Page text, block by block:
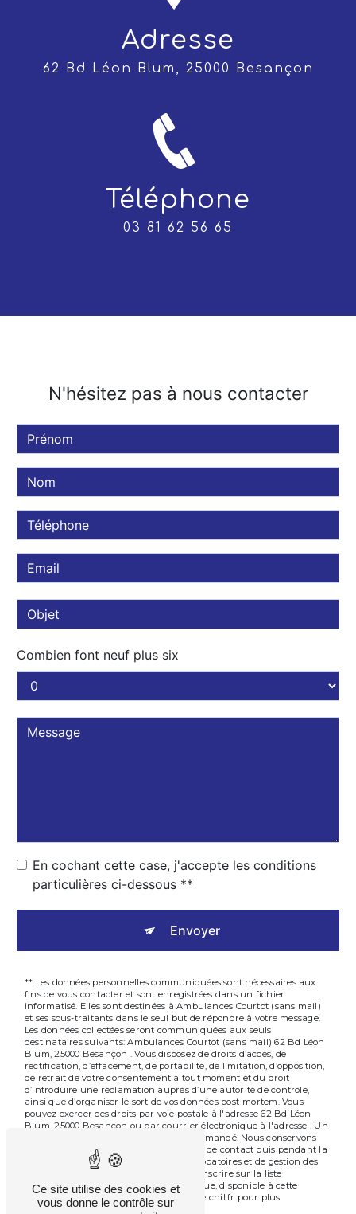
Adresse
62 Bd Léon Blum, 25000 Besançon
Téléphone
03 81 62 56 65
N'hésitez pas à nous contacter
Combien font neuf plus six
En cochant cette case, j'accepte les conditions
particulières ci-dessous **
Envoyer
** Les données personnelles communiquées sont nécessaires aux
fins de vous contacter et sont enregistrées dans un fichier
informatisé. Elles sont destinées à Ambulances Courtot (sans mail)
et ses sous-traitants dans le seul but de répondre à votre message.
Les données collectées seront communiquées aux seuls
destinataires suivants: Ambulances Courtot (sans mail) 62 Bd Léon
Blum, 25000 Besançon . Vous disposez de droits d’accès, de
rectification, d’effacement, de portabilité, de limitation, d’opposition,
de retrait de votre consentement à tout moment et du droit
d’introduire une réclamation auprès d’une autorité de contrôle,
ainsi que d’organiser le sort de vos données post-mortem. Vous
pouvez exercer ces droits par voie postale à l'adresse 62 Bd Léon
Blum, 25000 Besançon ou par courrier électronique à l'adresse . Un
justificatif d'identité pourra vous être demandé. Nous conservons
vos données pendant la période de prise de contact puis pendant la
durée de prescription légale aux fins probatoires et de gestion des
contentieux. Vous avez le droit de vous inscrire sur la liste
d'opposition au démarchage téléphonique, disponible à cette
Bloctel.gouv.fr
. Consultez le site cnil.fr pour plus
d’informations sur vos droits.
Ce site utilise des cookies et
vous donne le contrôle sur